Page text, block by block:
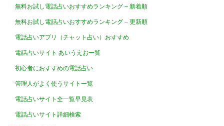
無料お試し電話占いおすすめランキング – 新着順
無料お試し電話占いおすすめランキング – 更新順
電話占いアプリ（チャット占い）おすすめ
電話占いサイト あいうえお一覧
初心者におすすめの電話占い
管理人がよく使うサイト一覧
電話占いサイト全一覧早見表
電話占いサイト詳細検索